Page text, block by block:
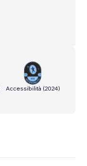
Accessibilità (2024)